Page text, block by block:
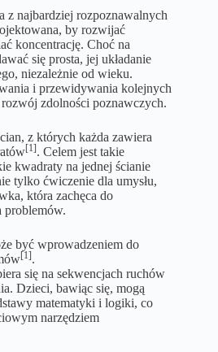
z najbardziej rozpoznawalnych
by rozwijać
koncentrację. Choć na
się prosta, jej układanie
niezależnie od wieku.
i przewidywania kolejnych
zdolności poznawczych.
z których każda zawiera
[1]. Celem jest takie
kwadraty na jednej ścianie
tylko ćwiczenie dla umysłu,
która zachęca do
problemów.
być wprowadzeniem do
[1].
się na sekwencjach ruchów
Dzieci, bawiąc się, mogą
matematyki i logiki, co
narzędziem